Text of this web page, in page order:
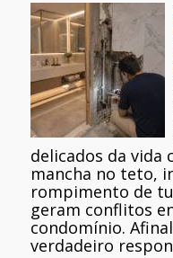
delicados da vida
mancha no teto,
rompimento de
geram conflitos
condomínio.
verdadeiro